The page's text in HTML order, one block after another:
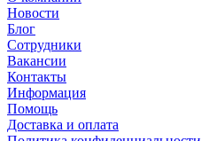
Новости
Блог
Сотрудники
Вакансии
Контакты
Информация
Помощь
Доставка и оплата